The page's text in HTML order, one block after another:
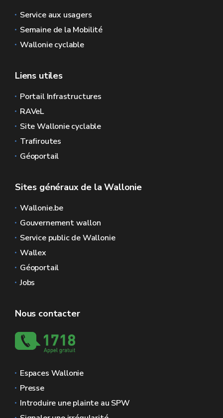
Service aux usagers
Semaine de la Mobilité
Wallonie cyclable
Liens utiles
Portail Infrastructures
RAVeL
Site Wallonie cyclable
Trafiroutes
Géoportail
Sites généraux de la Wallonie
Wallonie.be
Gouvernement wallon
Service public de Wallonie
Wallex
Géoportail
Jobs
Nous contacter
Espaces Wallonie
Presse
Introduire une plainte au SPW